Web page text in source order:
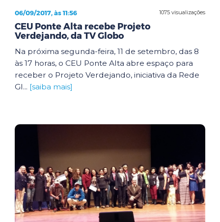
1075 visualizações
06/09/2017, às 11:56
CEU Ponte Alta recebe Projeto
Verdejando, da TV Globo
Na próxima segunda-feira, 11 de setembro, das 8
às 17 horas, o CEU Ponte Alta abre espaço para
receber o Projeto Verdejando, iniciativa da Rede
Gl... [saiba mais]